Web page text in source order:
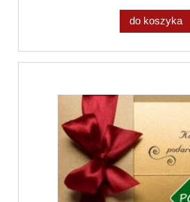
do koszyka